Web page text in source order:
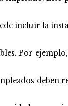
incluir la
Por
deben